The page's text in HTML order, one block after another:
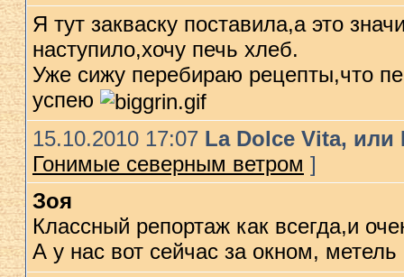
Я тут закваску поставила,а это
наступило,хочу печь хлеб.
Уже сижу перебираю рецепты,что
успею
15.10.2010 17:07 La Dolce Vita,
Гонимые северным ветром ]
Зоя
Классный репортаж как всегда,и
А у нас вот сейчас за окном,